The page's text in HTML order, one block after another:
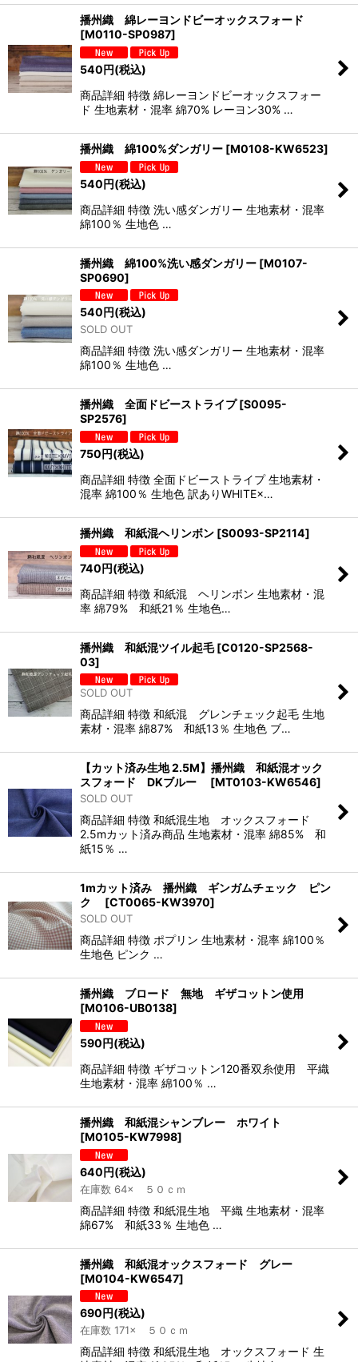
播州織 綿レーヨンドビーオックスフォード
[M0110-SP0987]
540円(税込)
商品詳細 特徴 綿レーヨンドビーオックスフォー
ド 生地素材・混率 綿70% レーヨン30% …
播州織 綿100%ダンガリー [M0108-KW6523]
540円(税込)
商品詳細 特徴 洗い感ダンガリー 生地素材・混率
綿100％ 生地色 …
播州織 綿100%洗い感ダンガリー [M0107-
SP0690]
540円(税込)
SOLD OUT
商品詳細 特徴 洗い感ダンガリー 生地素材・混率
綿100％ 生地色 …
播州織 全面ドビーストライプ [S0095-
SP2576]
750円(税込)
商品詳細 特徴 全面ドビーストライプ 生地素材・
混率 綿100％ 生地色 訳ありWHITE×…
播州織 和紙混ヘリンボン [S0093-SP2114]
740円(税込)
商品詳細 特徴 和紙混 ヘリンボン 生地素材・混
率 綿79% 和紙21％ 生地色…
播州織 和紙混ツイル起毛 [C0120-SP2568-
03]
SOLD OUT
商品詳細 特徴 和紙混 グレンチェック起毛 生地
素材・混率 綿87% 和紙13％ 生地色 ブ…
【カット済み生地 2.5M】播州織 和紙混オック
スフォード DKブルー
[MT0103-KW6546]
SOLD OUT
商品詳細 特徴 和紙混生地 オックスフォード
2.5mカット済み商品 生地素材・混率 綿85% 和
紙15％ …
1mカット済み 播州織 ギンガムチェック ピン
ク
[CT0065-KW3970]
SOLD OUT
商品詳細 特徴 ポプリン 生地素材・混率 綿100％
生地色 ピンク …
播州織 ブロード 無地 ギザコットン使用
[M0106-UB0138]
590円(税込)
商品詳細 特徴 ギザコットン120番双糸使用 平織
生地素材・混率 綿100％ …
播州織 和紙混シャンブレー ホワイト
[M0105-KW7998]
640円(税込)
在庫数 64× ５０ｃｍ
商品詳細 特徴 和紙混生地 平織 生地素材・混率
綿67% 和紙33％ 生地色 …
播州織 和紙混オックスフォード グレー
[M0104-KW6547]
690円(税込)
在庫数 171× ５０ｃｍ
商品詳細 特徴 和紙混生地 オックスフォード 生